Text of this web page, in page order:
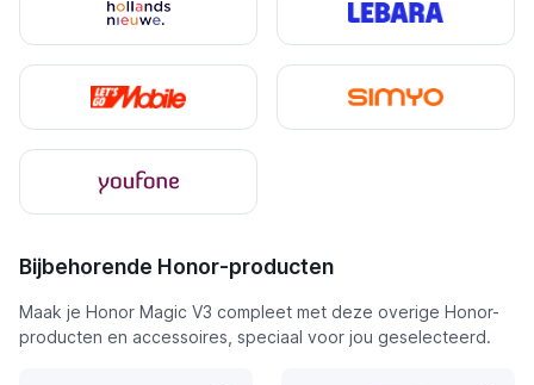
Bijbehorende Honor-producten
Maak je Honor Magic V3 compleet met deze overige Honor-
producten en accessoires, speciaal voor jou geselecteerd.